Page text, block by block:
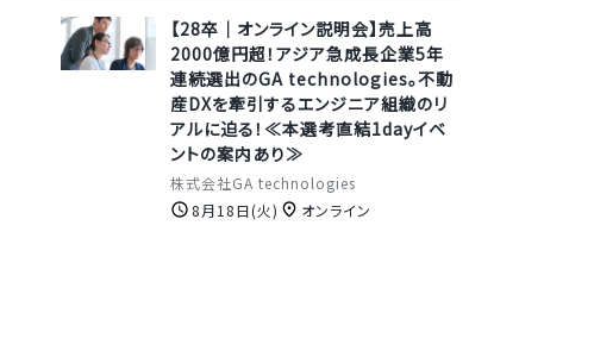
【28卒｜オンライン説明会】売上高
2000億円超！アジア急成長企業5年
連続選出のGA technologies。不動
産DXを牽引するエンジニア組織のリ
アルに迫る！≪本選考直結1dayイベ
ントの案内あり≫
株式会社GA technologies
8月18日(火)
オンライン